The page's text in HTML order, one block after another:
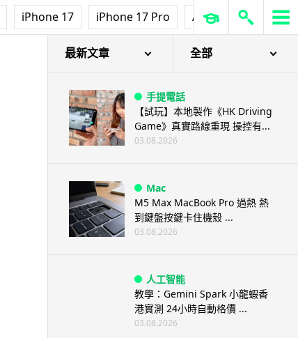
iPhone 17 iPhone 17 Pro AirPods Pro 3
最新文章 全部
手提電話
【試玩】本地製作《HK Driving
Game》真實路線重現 操控有...
03.08.2026
Mac
M5 Max MacBook Pro 過熱 熱
到鍵盤按鍵卡住機殼 ...
03.08.2026
人工智能
教學：Gemini Spark 小龍蝦香
港實測 24小時自動格價 ...
03.08.2026